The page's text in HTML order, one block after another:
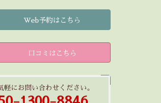
Web予約はこちら
口コミはこちら
軽にお問い合わせください。